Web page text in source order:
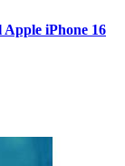
iPhone 16